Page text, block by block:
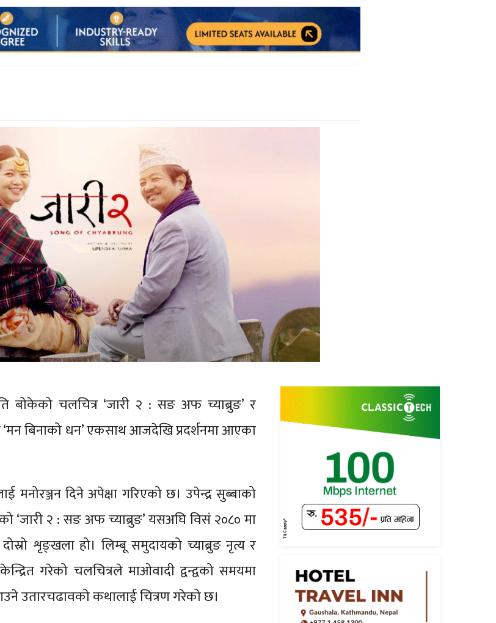
बोकेको चलचित्र ‘जारी २ : सङ अफ च्याब्रुङ’ र
बिनाको धन’ एकसाथ आजदेखि प्रदर्शनमा आएका
मनोरञ्जन दिने अपेक्षा गरिएको छ। उपेन्द्र सुब्बाको
‘जारी २ : सङ अफ च्याब्रुङ’ यसअघि विसं २०८० मा
दोस्रो शृङ्खला हो। लिम्बू समुदायको च्याब्रुङ नृत्य र
गरेको चलचित्रले माओवादी द्वन्द्वको समयमा
उतारचढावको कथालाई चित्रण गरेको छ।